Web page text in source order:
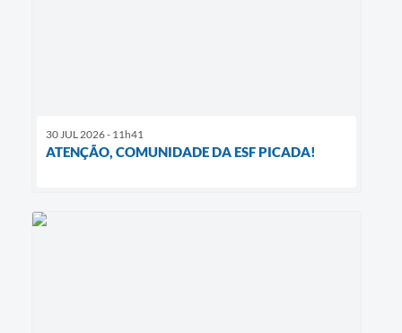
30 JUL 2026 - 11h41
ATENÇÃO, COMUNIDADE DA ESF PICADA!